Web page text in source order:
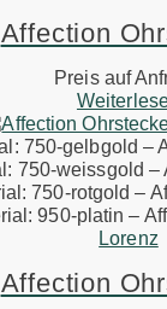
Affection
Preis auf
Lorenz
Affection